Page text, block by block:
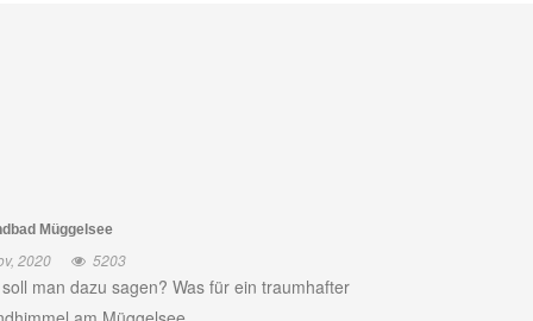
Müggelsee
2020 5203
man dazu sagen? Was für ein traumhafter